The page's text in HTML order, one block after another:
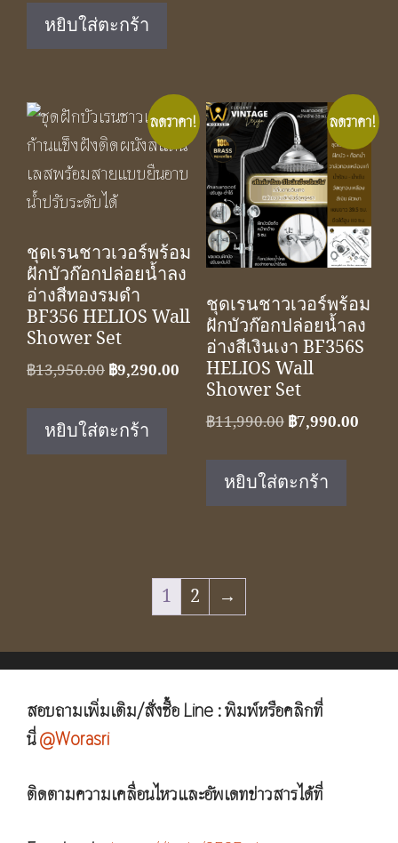
was:
฿14,900.00.
หยิบใส่ตะกร้า
ลดราคา!
ชุดเรนชาวเวอร์พร้อม
ฝักบัวก๊อกปล่อยน้ำลง
อ่างสีทองรมดำ
BF356 HELIOS Wall
Shower Set
฿13,950.00 Original
was:
฿13,950.00.
฿9,290.00 Current
price
หยิบใส่ตะกร้า
ลดราคา!
ชุดเรนชาวเวอร์พร้อม
ฝักบัวก๊อกปล่อยน้ำลง
อ่างสีเงินเงา BF356S
HELIOS Wall
Shower Set
฿11,990.00 Original
was:
฿11,990.00.
฿7,990.00
หยิบใส่ตะกร้า
1 2 →
สอบถามเพิ่มเติม/สั่งซื้อ Line : พิมพ์หรือคลิกที่
นี่@Worasri
ติดตามความเคลื่อนไหวและอัพเดทข่าวสารได้ที่